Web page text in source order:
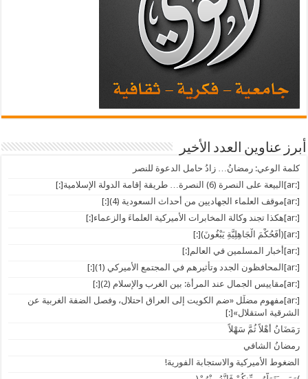
أبرز عناوين العدد الأخير
كلمة الوعي: رمضانُ… زادُ حامل الدعوة للنصر
[:ar]البيعة على النصرة (6) النصرة… طريقة إقامة الدولة الإسلامية[:]
[:ar]موقف العلماء الجهاديين من أحداث السعودية (4)[:]
[:ar]هكذا تجند وكالة المخابرات الأميركية العلماءَ والزعماء[:]
[:ar](أَفَحُكْمَ الْجَاهِلِيَّةِ يَبْغُونَ)[:]
[:ar]أخبار المسلمين في العالم[:]
[:ar]المحافظون الجدد وتأثيرهم في المجتمع الأميركي (1)[:]
[:ar]مقاييس الجمال عند المرأة: بين الغرب والإسلام (2)[:]
[:ar]مفهوم مضلِّل «ضم الكويت إلى العراق احتلال، وفصل الضفة الغربية عن
الشرقية استقلال»[:]
رَمَضَانُ أَهْلاً ثُمَّ سَهْلاً
رمضانُ الشافي
الضغوط الأميركية والاستجابة الفورية!